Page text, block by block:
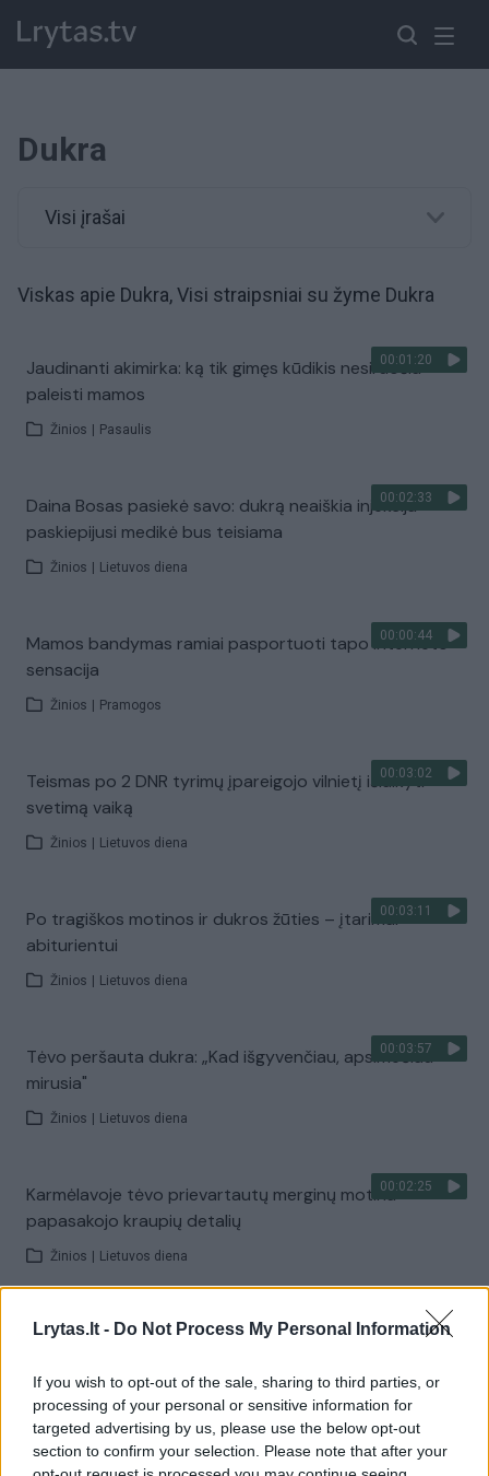
Lrytas.lt - Do Not Process My Personal Information
If you wish to opt-out of the sale, sharing to third parties, or
processing of your personal or sensitive information for
targeted advertising by us, please use the below opt-out
section to confirm your selection. Please note that after your
Dukra
Visi įrašai
Viskas apie Dukra, Visi straipsniai su žyme Dukra
00:01:20
Jaudinanti akimirka: ką tik gimęs kūdikis nesiruošia
paleisti mamos
Žinios Pasaulis
00:02:33
Daina Bosas pasiekė savo: dukrą neaiškia injekcija
paskiepijusi medikė bus teisiama
Žinios Lietuvos diena
00:00:44
Mamos bandymas ramiai pasportuoti tapo interneto
sensacija
Žinios Pramogos
00:03:02
Teismas po 2 DNR tyrimų įpareigojo vilnietį išlaikyti
svetimą vaiką
Žinios Lietuvos diena
00:03:11
Po tragiškos motinos ir dukros žūties – įtarimai
abiturientui
Žinios Lietuvos diena
00:03:57
Tėvo peršauta dukra: „Kad išgyvenčiau, apsimečiau
mirusia"
Žinios Lietuvos diena
00:02:25
Karmėlavoje tėvo prievartautų merginų motina
papasakojo kraupių detalių
Žinios Lietuvos diena
00:00:40
Paprastas tėčio triukas nuramino verkiantį kūdikį ir
Gyvenimo būdas
00:03:19
Dėl dukros gyvybės kovojanti mama: „Mes neturime